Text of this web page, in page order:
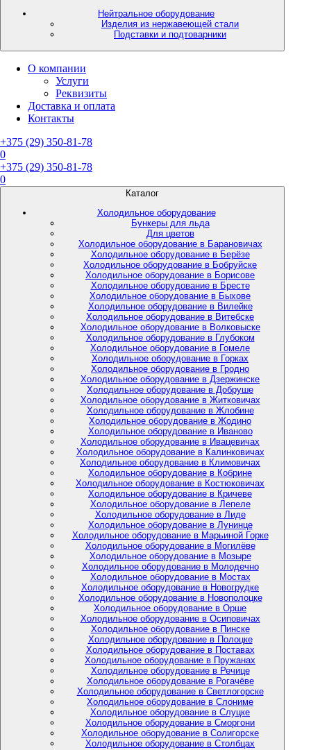
Нейтральное оборудование
Изделия из нержавеющей стали
Подставки и подтоварники
О компании
Услуги
Реквизиты
Доставка и оплата
Контакты
+375 (29) 350-81-78
0
+375 (29) 350-81-78
0
Каталог
Холодильное оборудование
Бункеры для льда
Для цветов
Холодильное оборудование в Барановичах
Холодильное оборудование в Берёзе
Холодильное оборудование в Бобруйске
Холодильное оборудование в Борисове
Холодильное оборудование в Бресте
Холодильное оборудование в Быхове
Холодильное оборудование в Вилейке
Холодильное оборудование в Витебске
Холодильное оборудование в Волковыске
Холодильное оборудование в Глубоком
Холодильное оборудование в Гомеле
Холодильное оборудование в Горках
Холодильное оборудование в Гродно
Холодильное оборудование в Дзержинске
Холодильное оборудование в Добруше
Холодильное оборудование в Житковичах
Холодильное оборудование в Жлобине
Холодильное оборудование в Жодино
Холодильное оборудование в Иваново
Холодильное оборудование в Ивацевичах
Холодильное оборудование в Калинковичах
Холодильное оборудование в Климовичах
Холодильное оборудование в Кобрине
Холодильное оборудование в Костюковичах
Холодильное оборудование в Кричеве
Холодильное оборудование в Лепеле
Холодильное оборудование в Лиде
Холодильное оборудование в Лунинце
Холодильное оборудование в Марьиной Горке
Холодильное оборудование в Могилёве
Холодильное оборудование в Мозыре
Холодильное оборудование в Молодечно
Холодильное оборудование в Мостах
Холодильное оборудование в Новогрудке
Холодильное оборудование в Новополоцке
Холодильное оборудование в Орше
Холодильное оборудование в Осиповичах
Холодильное оборудование в Пинске
Холодильное оборудование в Полоцке
Холодильное оборудование в Поставах
Холодильное оборудование в Пружанах
Холодильное оборудование в Речице
Холодильное оборудование в Рогачёве
Холодильное оборудование в Светлогорске
Холодильное оборудование в Слониме
Холодильное оборудование в Слуцке
Холодильное оборудование в Сморгони
Холодильное оборудование в Солигорске
Холодильное оборудование в Столбцах